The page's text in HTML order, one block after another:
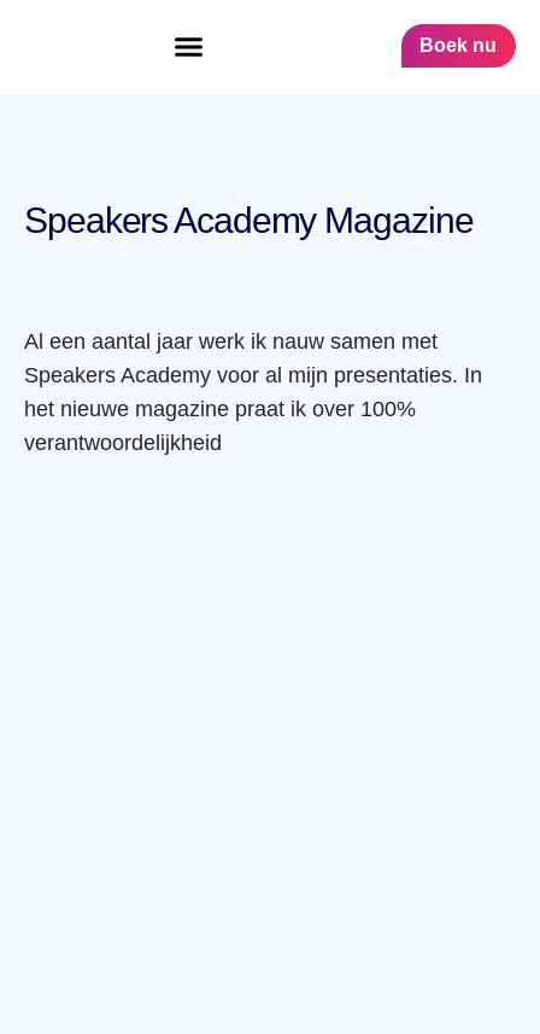
Boek nu
Speakers Academy Magazine
Al een aantal jaar werk ik nauw samen met
Speakers Academy voor al mijn presentaties. In
het nieuwe magazine praat ik over 100%
verantwoordelijkheid